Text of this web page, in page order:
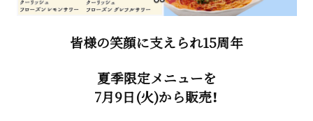
皆様の笑顔に支えられ15周年
夏季限定メニューを
7月9日(火)から販売！